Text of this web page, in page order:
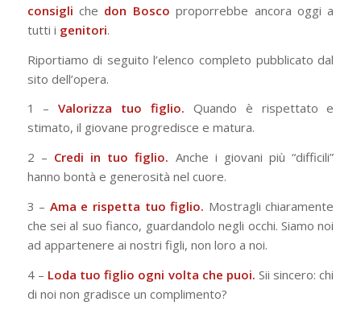
consigli che don Bosco proporrebbe ancora oggi a
tutti i genitori.
Riportiamo di seguito l’elenco completo pubblicato dal
sito dell’opera.
1 –Valorizza tuo figlio. Quando è rispettato e
stimato, il giovane progredisce e matura.
2 – Credi in tuo figlio. Anche i giovani più “difficili”
hanno bontà e generosità nel cuore.
3 – Ama e rispetta tuo figlio. Mostragli chiaramente
che sei al suo fianco, guardandolo negli occhi. Siamo noi
ad appartenere ai nostri figli, non loro a noi.
4 – Loda tuo figlio ogni volta che puoi.Sii sincero: chi
di noi non gradisce un complimento?